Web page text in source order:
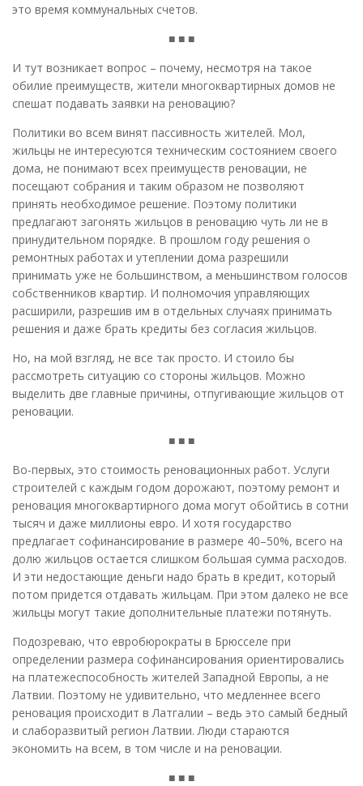
это время коммунальных счетов.
■ ■ ■
И тут возникает вопрос – почему, несмотря на такое
обилие преимуществ, жители многоквартирных домов не
спешат подавать заявки на реновацию?
Политики во всем винят пассивность жителей. Мол,
жильцы не интересуются техническим состоянием своего
дома, не понимают всех преимуществ реновации, не
посещают собрания и таким образом не позволяют
принять необходимое решение. Поэтому политики
предлагают загонять жильцов в реновацию чуть ли не в
принудительном порядке. В прошлом году решения о
ремонтных работах и утеплении дома разрешили
принимать уже не большинством, а меньшинством голосов
собственников квартир. И полномочия управляющих
расширили, разрешив им в отдельных случаях принимать
решения и даже брать кредиты без согласия жильцов.
Но, на мой взгляд, не все так просто. И стоило бы
рассмотреть ситуацию со стороны жильцов. Можно
выделить две главные причины, отпугивающие жильцов от
реновации.
■ ■ ■
Во-первых, это стоимость реновационных работ. Услуги
строителей с каждым годом дорожают, поэтому ремонт и
реновация многоквартирного дома могут обойтись в сотни
тысяч и даже миллионы евро. И хотя государство
предлагает софинансирование в размере 40–50%, всего на
долю жильцов остается слишком большая сумма расходов.
И эти недостающие деньги надо брать в кредит, который
потом придется отдавать жильцам. При этом далеко не все
жильцы могут такие дополнительные платежи потянуть.
Подозреваю, что евробюрократы в Брюсселе при
определении размера софинансирования ориентировались
на платежеспособность жителей Западной Европы, а не
Латвии. Поэтому не удивительно, что медленнее всего
реновация происходит в Латгалии – ведь это самый бедный
и слаборазвитый регион Латвии. Люди стараются
экономить на всем, в том числе и на реновации.
■ ■ ■